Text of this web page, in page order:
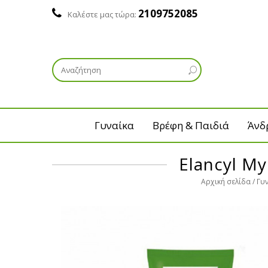
Καλέστε μας τώρα: 2109752085
Γυναίκα Βρέφη & Παιδιά
Elancyl
Αρχική σελίδα